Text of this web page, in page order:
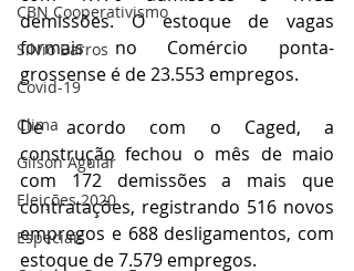
CBN Cooperativismo
Silvio Barros
Covid-19
Clima
Gilson Aguiar
Eleições 2020
Especiais
demissões. O estoque de vagas
formais no Comércio ponta-
grossense é de 23.553 empregos.
De acordo com o Caged, a
construção fechou o mês de maio
com 172 demissões a mais que
contratações, registrando 516 novos
empregos e 688 desligamentos, com
estoque de 7.579 empregos.